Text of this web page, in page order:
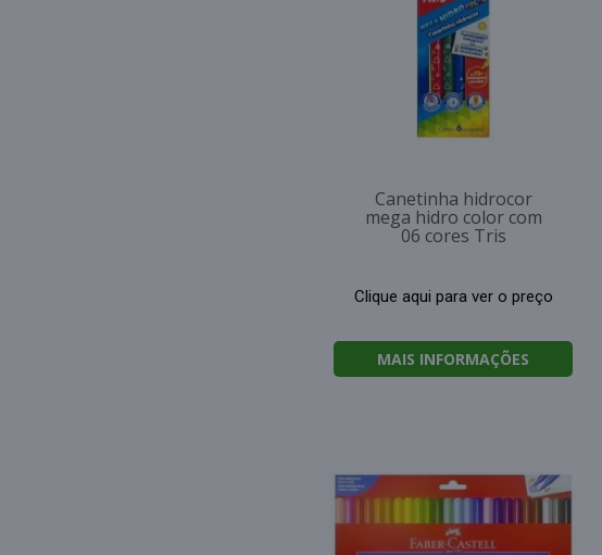
Canetinha hidrocor
mega hidro color com
06 cores Tris
Clique aqui para ver o preço
MAIS INFORMAÇÕES